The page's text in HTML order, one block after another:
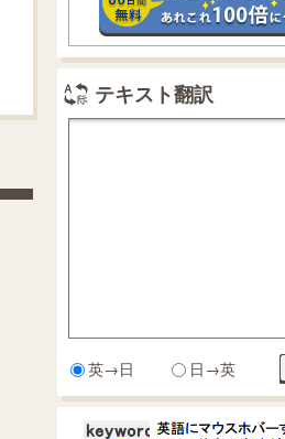
テキスト翻訳
英→日 日→英